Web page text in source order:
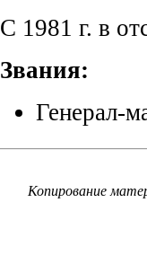
С 1981 г. в
Звания:
Генерал-
Копирование